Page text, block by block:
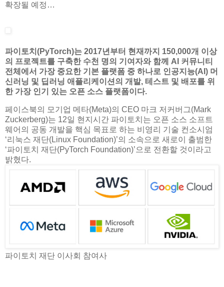
확장될 예정…
파이토치(PyTorch)는 2017년부터 현재까지 150,000개 이상
의 프로젝트를 구축한 수천 명의 기여자와 함께 AI 커뮤니티
전체에서 가장 중요한 기본 플랫폼 중 하나로 인공지능(AI) 머
신러닝 및 딥러닝 애플리케이션의 개발, 테스트 및 배포를 위
한 가장 인기 있는 오픈 소스 플랫폼이다.
페이스북의 모기업 메타(Meta)의 CEO 마크 저커버그(Mark
Zuckerberg)는 12일 현지시간 파이토치는 오픈 소스 소프트
웨어의 공동 개발을 핵심 목표로 하는 비영리 기술 컨소시엄
‘리눅스 재단(Linux Foundation)’의 소속으로 새로이 출범한
‘파이토치 재단(PyTorch Foundation)’으로 전환할 것이라고
밝혔다.
파이토치 재단 이사회 참여사